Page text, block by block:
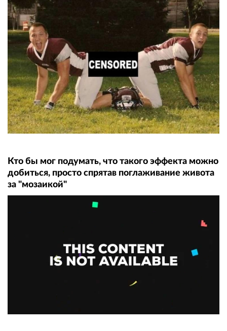
Кто бы мог подумать, что такого эффекта можно
добиться, просто спрятав поглаживание живота
за "мозаикой"